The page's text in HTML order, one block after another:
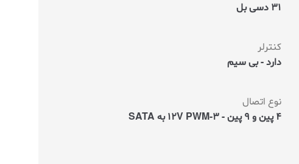
31 دسی بل
کنترلر
دارد - بی سیم
نوع اتصال
4 پین و 9 پین - 3-12V PWM به SATA